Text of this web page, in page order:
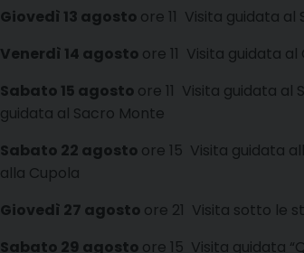
Giovedì 13 agosto ore 11 Visita guidata
Venerdì 14 agosto ore 11 Visita guidata
Sabato 15 agosto ore 11 Visita guidata al
guidata al Sacro Monte
Sabato 22 agosto ore 15 Visita guidata
alla Cupola
Giovedì 27 agosto ore 21 Visita sotto le
Sabato 29 agosto ore 15 Visita guidata